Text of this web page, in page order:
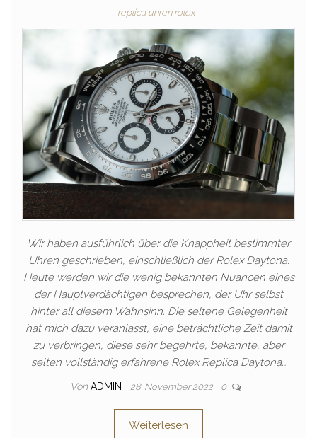
replica uhren rolex
Wir haben ausführlich über die Knappheit bestimmter
Uhren geschrieben, einschließlich der Rolex Daytona.
Heute werden wir die wenig bekannten Nuancen eines
der Hauptverdächtigen besprechen, der Uhr selbst
hinter all diesem Wahnsinn. Die seltene Gelegenheit
hat mich dazu veranlasst, eine beträchtliche Zeit damit
zu verbringen, diese sehr begehrte, bekannte, aber
selten vollständig erfahrene Rolex Replica Daytona…
Von ADMIN 28. November 2022 0
Weiterlesen